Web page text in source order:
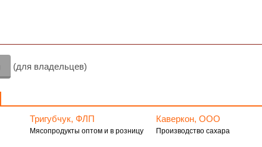
(для владельцев)
Тригубчук, ФЛП
Мясопродукты оптом и в розницу
Каверкон, ООО
Производство сахара